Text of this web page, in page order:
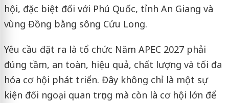
hội, đặc biệt đối với Phú Quốc, tỉnh An Giang và
vùng Đồng bằng sông Cửu Long.
Yêu cầu đặt ra là tổ chức Năm APEC 2027 phải
đúng tầm, an toàn, hiệu quả, chất lượng và tối đa
hóa cơ hội phát triển. Đây không chỉ là một sự
kiện đối ngoại quan trọng mà còn là cơ hội lớn để